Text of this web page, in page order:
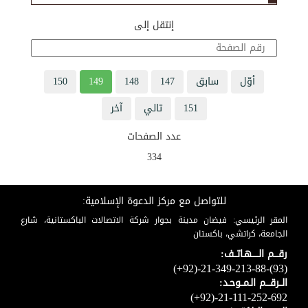
إنتقل إلى
أوّل سابق 147
148
149
150
151
تالي
آخر
عدد الصفحات
334
للتواصل مع مركز الدعوة الإسلامية:
المقر الرئيسي: فيضان مدينة بجوار شركة الاتصالات الباكستانية، شارع
الجامعة، كراتشي، باكستان
رقـــم الـــــهـاتــف:
(+92)-21-349-213-88-(93)
الــرقـــم الـمــوحـد:
(+92)-21-111-252-692